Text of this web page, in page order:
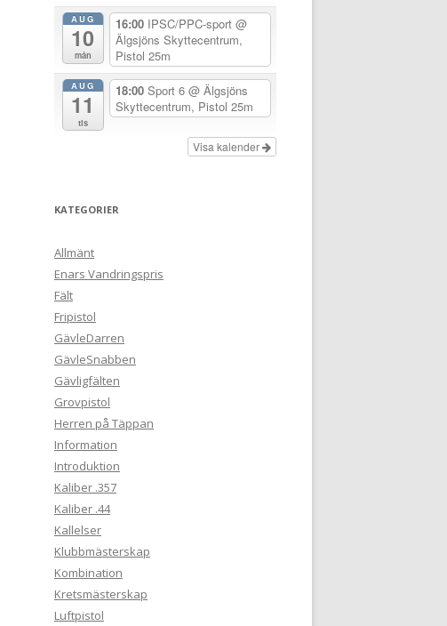
AUG
10
mån
16:00 IPSC/PPC-sport @
Älgsjöns Skyttecentrum,
Pistol 25m
AUG
11
tis
18:00 Sport 6 @ Älgsjöns
Skyttecentrum, Pistol 25m
Visa kalender
KATEGORIER
Allmänt
Enars Vandringspris
Fält
Fripistol
GävleDarren
GävleSnabben
Gävligfälten
Grovpistol
Herren på Täppan
Information
Introduktion
Kaliber .357
Kaliber .44
Kallelser
Klubbmästerskap
Kombination
Kretsmästerskap
Luftpistol